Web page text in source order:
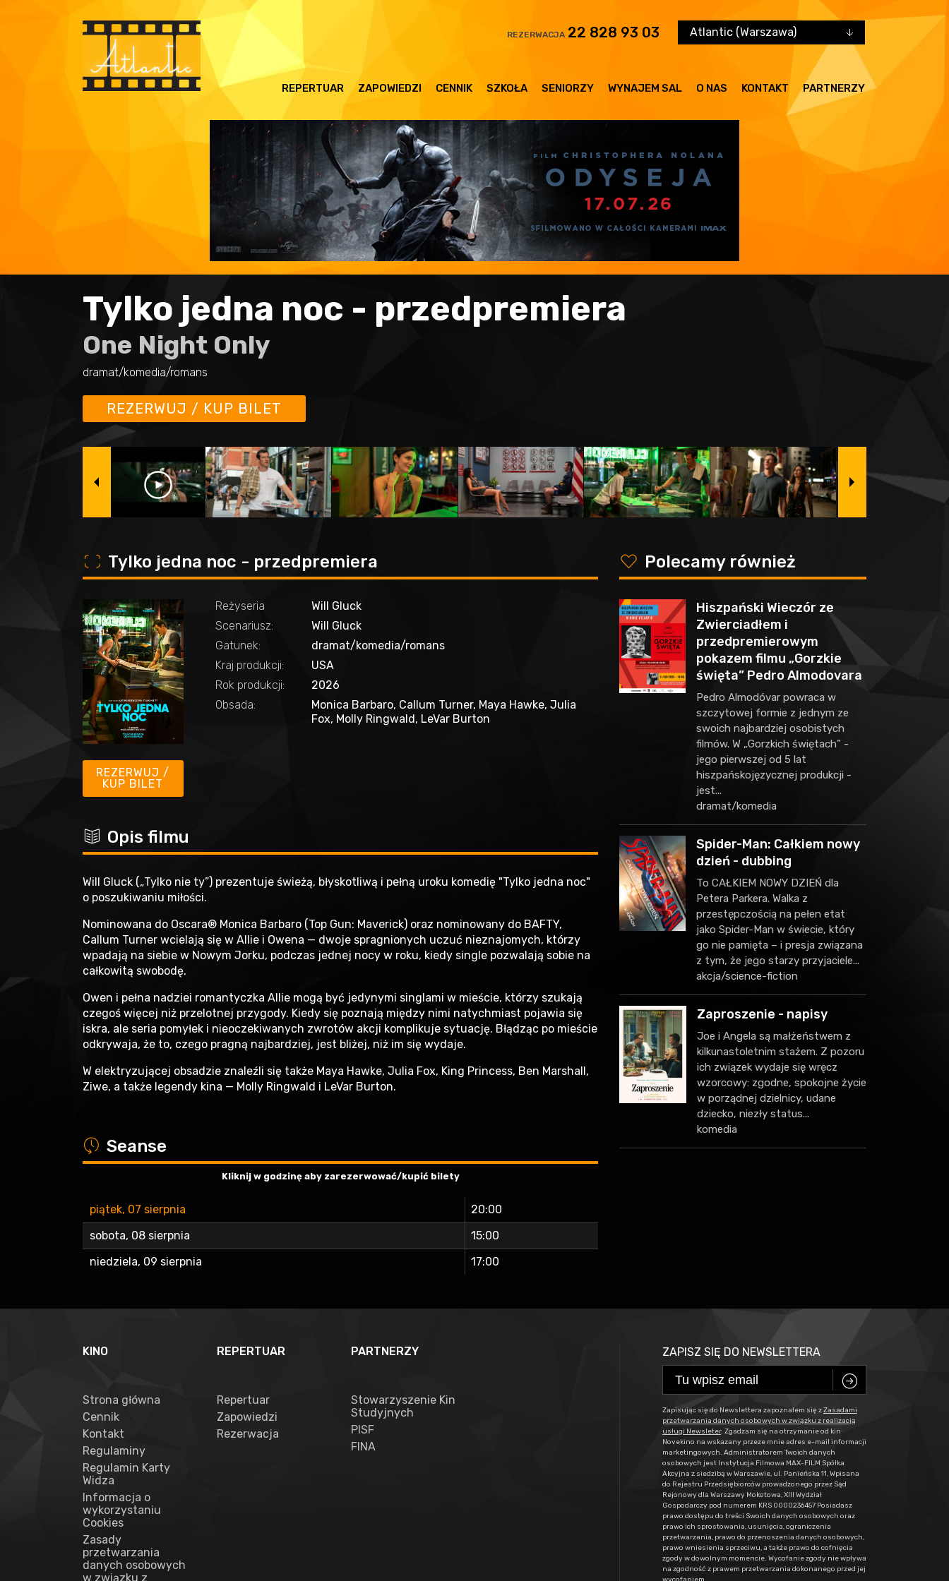
REZERWACJA 22 828 93 03 Atlantic (Warszawa)
REPERTUAR ZAPOWIEDZI CENNIK SZKOŁA SENIORZY WYNAJEM SAL O NAS KONTAKT PARTNERZY
Tylko jedna noc - przedpremiera
One Night Only
dramat/komedia/romans
REZERWUJ / KUP BILET
o Tylko jedna noc - przedpremiera
REZERWUJ /
KUP BILET
Reżyseria
Will Gluck
Scenariusz:
Will Gluck
Gatunek:
dramat/komedia/romans
Kraj produkcji:
USA
Rok produkcji:
2026
Obsada:
Monica Barbaro, Callum Turner, Maya Hawke, Julia
Fox, Molly Ringwald, LeVar Burton
c Opis filmu
Will Gluck („Tylko nie ty”) prezentuje świeżą, błyskotliwą i pełną uroku komedię "Tylko jedna noc"
o poszukiwaniu miłości.
Nominowana do Oscara® Monica Barbaro (Top Gun: Maverick) oraz nominowany do BAFTY,
Callum Turner wcielają się w Allie i Owena — dwoje spragnionych uczuć nieznajomych, którzy
wpadają na siebie w Nowym Jorku, podczas jednej nocy w roku, kiedy single pozwalają sobie na
całkowitą swobodę.
Owen i pełna nadziei romantyczka Allie mogą być jedynymi singlami w mieście, którzy szukają
czegoś więcej niż przelotnej przygody. Kiedy się poznają między nimi natychmiast pojawia się
iskra, ale seria pomyłek i nieoczekiwanych zwrotów akcji komplikuje sytuację. Błądząc po mieście
odkrywaja, że to, czego pragną najbardziej, jest bliżej, niż im się wydaje.
W elektryzującej obsadzie znaleźli się także Maya Hawke, Julia Fox, King Princess, Ben Marshall,
Ziwe, a także legendy kina — Molly Ringwald i LeVar Burton.
a Seanse
Kliknij w godzinę aby zarezerwować/kupić bilety
piątek, 07 sierpnia
20:00
sobota, 08 sierpnia
15:00
niedziela, 09 sierpnia
17:00
y Polecamy również
Hiszpański Wieczór ze
Zwierciadłem i
przedpremierowym
pokazem filmu „Gorzkie
święta” Pedro Almodovara
Pedro Almodóvar powraca w
szczytowej formie z jednym ze
swoich najbardziej osobistych
filmów. W „Gorzkich świętach” -
jego pierwszej od 5 lat
hiszpańskojęzycznej produkcji -
jest...
dramat/komedia
Spider-Man: Całkiem nowy
dzień - dubbing
To CAŁKIEM NOWY DZIEŃ dla
Petera Parkera. Walka z
przestępczością na pełen etat
jako Spider-Man w świecie, który
go nie pamięta – i presja związana
z tym, że jego starzy przyjaciele...
akcja/science-fiction
Zaproszenie - napisy
Joe i Angela są małżeństwem z
kilkunastoletnim stażem. Z pozoru
ich związek wydaje się wręcz
wzorcowy: zgodne, spokojne życie
w porządnej dzielnicy, udane
dziecko, niezły status...
komedia
KINO
Strona główna
Cennik
Kontakt
Regulaminy
Regulamin Karty
Widza
Informacja o
wykorzystaniu
Cookies
Zasady
przetwarzania
danych osobowych
w związku z
REPERTUAR
Repertuar
Zapowiedzi
Rezerwacja
PARTNERZY
Stowarzyszenie Kin
Studyjnych
PISF
FINA
ZAPISZ SIĘ DO NEWSLETTERA
C
Zapisując się do Newslettera zapoznałem się zZasadami
przetwarzania danych osobowych w związku z realizacją
usługi Newsleter. Zgadzam się na otrzymanie od kin
Novekino na wskazany przeze mnie adres e-mail informacji
marketingowych. Administratorem Twoich danych
osobowych jest Instytucja Filmowa MAX-FILM Spółka
Akcyjna z siedzibą w Warszawie, ul. Panieńska 11, Wpisana
do Rejestru Przedsiębiorców prowadzonego przez Sąd
Rejonowy dla Warszawy Mokotowa, XIII Wydział
Gospodarczy pod numerem KRS 0000236457 Posiadasz
prawo dostępu do treści Swoich danych osobowych oraz
prawo ich sprostowania, usunięcia, ograniczenia
przetwarzania, prawo do przenoszenia danych osobowych,
prawo wniesienia sprzeciwu, a także prawo do cofnięcia
zgody w dowolnym momencie. Wycofanie zgody nie wpływa
na zgodność z prawem przetwarzania dokonanego przed jej